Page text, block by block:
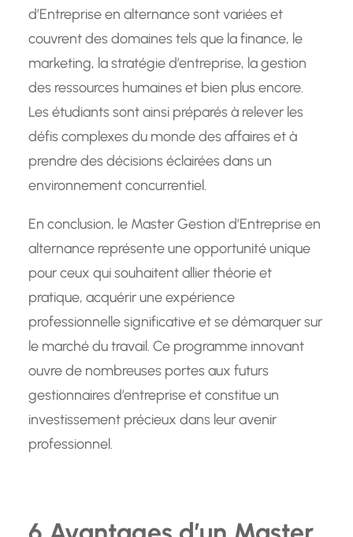
d’Entreprise en alternance sont variées et
couvrent des domaines tels que la finance, le
marketing, la stratégie d’entreprise, la gestion
des ressources humaines et bien plus encore.
Les étudiants sont ainsi préparés à relever les
défis complexes du monde des affaires et à
prendre des décisions éclairées dans un
environnement concurrentiel.
En conclusion, le Master Gestion d’Entreprise en
alternance représente une opportunité unique
pour ceux qui souhaitent allier théorie et
pratique, acquérir une expérience
professionnelle significative et se démarquer sur
le marché du travail. Ce programme innovant
ouvre de nombreuses portes aux futurs
gestionnaires d’entreprise et constitue un
investissement précieux dans leur avenir
professionnel.